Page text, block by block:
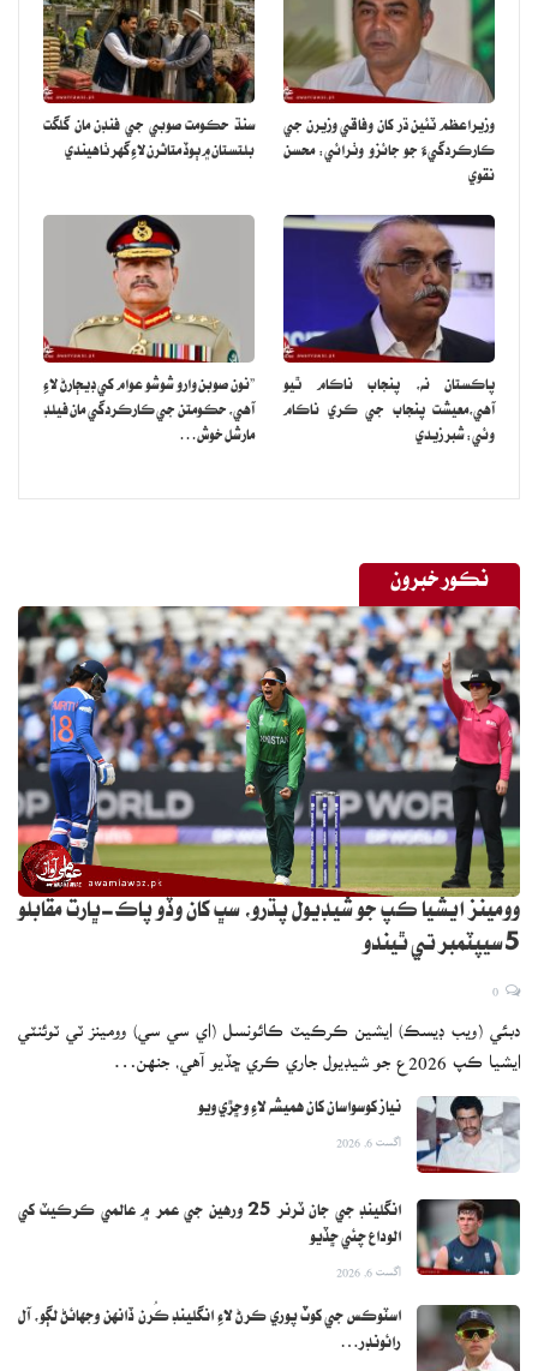
وزيراعظم ٽئين ڌر کان وفاقي وزيرن جي
ڪارڪردگيءَ جو جائزو وٺرائي: محسن
نقوي
سنڌ حڪومت صوبي جي فنڊن مان گلگت
بلتستان ۾ ٻوڏ متاثرن لاءِ گهر ٺاهيندي
پاڪستان نه، پنجاب ناڪام ٿيو
آهي،معيشت پنجاب جي ڪري ناڪام
وئي: شبر زيدي
”نون صوبن وارو شوشو عوام کي ڊيڄارڻ لاءِ
آهي، حڪومتن جي ڪارڪردگي مان فيلڊ
مارشل خوش…
نڪور خبرون
وومينز ايشيا ڪپ جو شيڊيول پڌرو، سڀ کان وڏو پاڪ-ڀارت مقابلو
5 سيپٽمبر تي ٿيندو
دبئي (ويب ڊيسڪ) ايشين ڪرڪيٽ ڪائونسل (اي سي سي) وومينز ٽي ٽوئنٽي
ايشيا ڪپ 2026ع جو شيڊيول جاري ڪري ڇڏيو آهي، جنهن…
نياز کوسواسان کان هميشه لاءِ وڇڙي ويو
اگست 6, 2026
انگلينڊ جي جان ٽرنر 25 ورهين جي عمر ۾ عالمي ڪرڪيٽ کي
الوداع چئي ڇڏيو
اگست 6, 2026
اسٽوڪس جي کوٽ پوري ڪرڻ لاءِ انگلينڊ ڪُرن ڏانهن وجهائڻ لڳو، آل
رائونڊر…